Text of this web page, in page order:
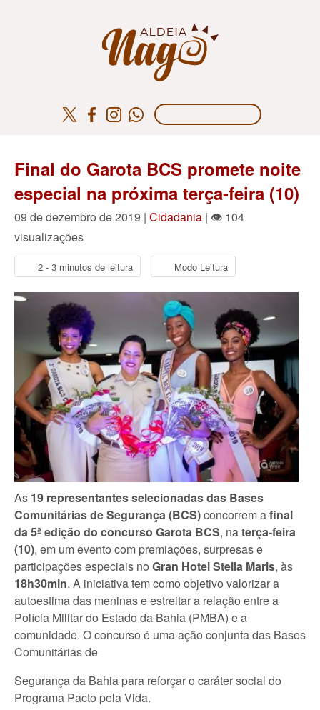
Final do Garota BCS promete noite
especial na próxima terça-feira (10)
09 de dezembro de 2019 | Cidadania | 👁 104
visualizações
2 - 3 minutos de leitura Modo Leitura
As 19 representantes selecionadas das Bases
Comunitárias de Segurança (BCS)concorrem afinal
da 5ª edição do concurso Garota BCS, naterça-feira
(10), em um evento com premiações, surpresas e
participações especiais no Gran Hotel Stella Maris, às
18h30min. A iniciativa tem como objetivo valorizar a
autoestima das meninas e estreitar a relação entre a
Polícia Militar do Estado da Bahia (PMBA) e a
comunidade. O concurso é uma ação conjunta das Bases
Comunitárias de
Segurança da Bahia para reforçar o caráter social do
Programa Pacto pela Vida.